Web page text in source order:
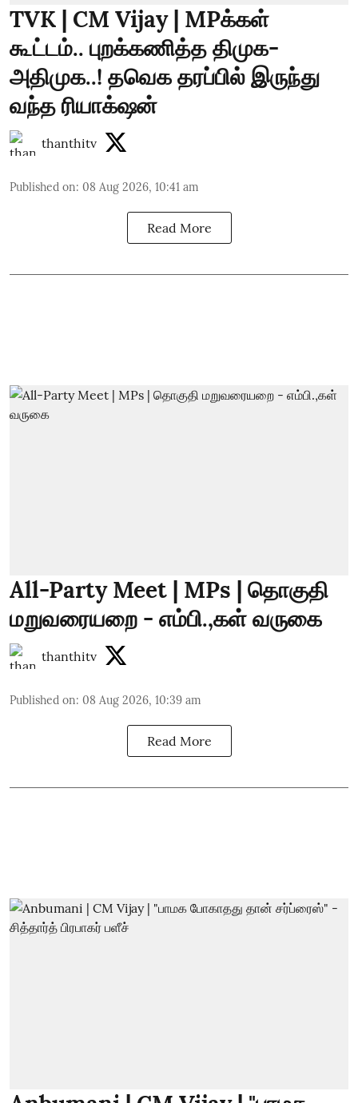
TVK | CM Vijay | MPக்கள்
கூட்டம்.. புறக்கணித்த திமுக-
அதிமுக..! தவெக தரப்பில் இருந்து
வந்த ரியாக்‌ஷன்
thanthitv
Published on: 08 Aug 2026, 10:41 am
Read More
All-Party Meet | MPs | தொகுதி
மறுவரையறை - எம்பி.,கள் வருகை
thanthitv
Published on: 08 Aug 2026, 10:39 am
Read More